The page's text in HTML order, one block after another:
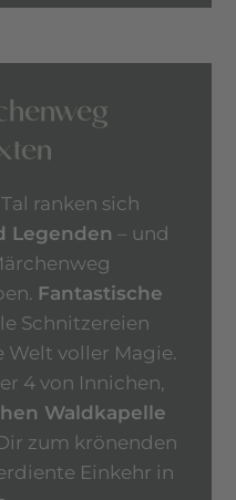
ranken sich
Legenden – und
Fantastische
Schnitzereien
Welt voller Magie.
4 von Innichen,
Waldkapelle
zum krönenden
Einkehr in